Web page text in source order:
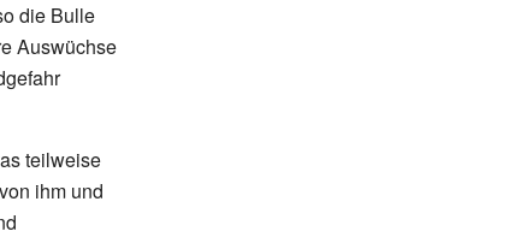
die Bulle
Auswüchse
teilweise
ihm und